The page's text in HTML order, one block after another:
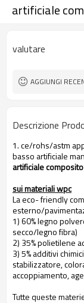
artificiale
valutare
AGGIUNGI
Descrizione
1. ce/rohs/astm
basso artificiale
artificiale
sui materiali wpc
La eco- friendly
esterno/
1) 60% legno
secco/legno fibra)
2) 35% polietilene
3) 5% additivi
stabilizzatore,
accoppiamento,
Tutte queste